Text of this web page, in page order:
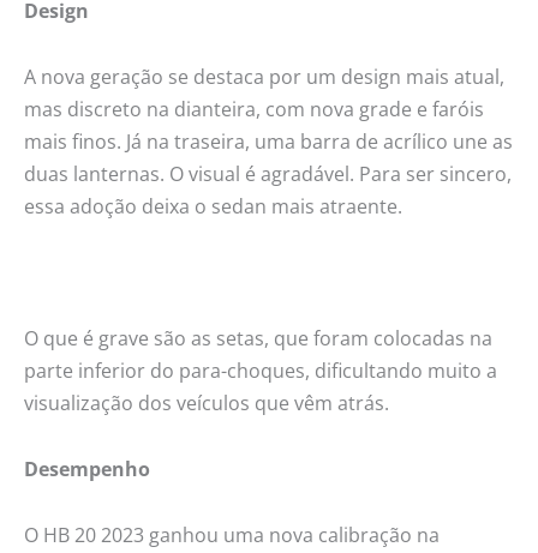
Design
A nova geração se destaca por um design mais atual,
mas discreto na dianteira, com nova grade e faróis
mais finos. Já na traseira, uma barra de acrílico une as
duas lanternas. O visual é agradável. Para ser sincero,
essa adoção deixa o sedan mais atraente.
O que é grave são as setas, que foram colocadas na
parte inferior do para-choques, dificultando muito a
visualização dos veículos que vêm atrás.
Desempenho
O HB 20 2023 ganhou uma nova calibração na